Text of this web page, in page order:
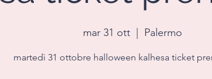
mar 31 ott Palermo
martedì 31 ottobre halloween kalhesa ticket